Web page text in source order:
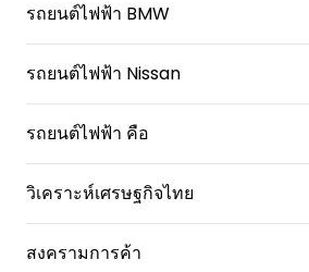
รถยนต์ไฟฟ้า BMW
รถยนต์ไฟฟ้า Nissan
รถยนต์ไฟฟ้า คือ
วิเคราะห์เศรษฐกิจไทย
สงครามการค้า